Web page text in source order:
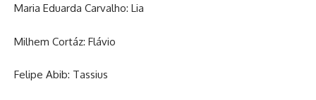
Maria Eduarda Carvalho: Lia
Milhem Cortáz: Flávio
Felipe Abib: Tassius